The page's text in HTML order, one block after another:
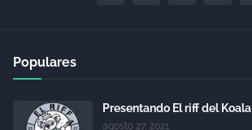
Populares
Presentando El riff del Koala
agosto 27, 2021